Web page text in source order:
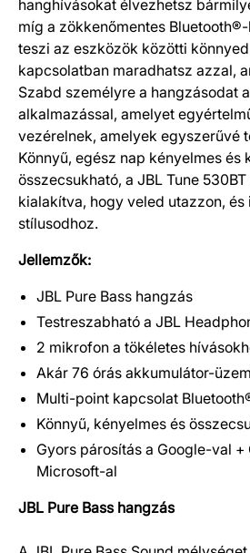
hanghívásokat élvezhetsz
míg a zökkenőmentes
teszi az eszközök közötti
kapcsolatban maradhatsz azzal,
Szabd személyre a hangzásodat
alkalmazással, amelyet
vezérelnek, amelyek egyszerűvé
Könnyű, egész nap kényelmes és
összecsukható, a JBL Tune
kialakítva, hogy veled utazzon, és
stílusodhoz.
Jellemzők:
JBL Pure Bass hangzás
Testreszabható a JBL
2 mikrofon a tökéletes
Akár 76 órás akkumulátor-
Multi-point kapcsolat
Könnyű, kényelmes és
Gyors párosítás a Google-val +
Microsoft-al
JBL Pure Bass hangzás